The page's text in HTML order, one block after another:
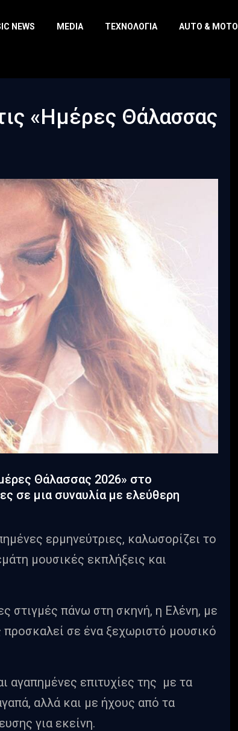
NEWS MEDIA ΤΕΧΝΟΛΟΓΊΑ AUTO & MOTO
«Ημέρες Θάλασσας
Θάλασσας 2026» στο
σε μια συναυλία με ελεύθερη
ερμηνεύτριες, καλωσορίζει το
μουσικές εκπλήξεις και
στιγμές πάνω στη σκηνή, η Ελένη, με
προσκαλεί σε ένα ξεχωριστό μουσικό
αγαπημένες επιτυχίες της με τα
αλλά και με ήχους από τα
για εκείνη.